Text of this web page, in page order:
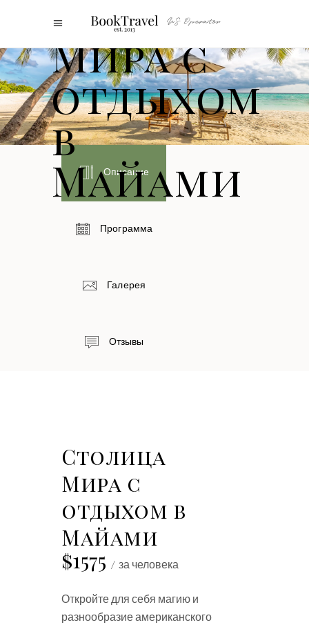
Столица
Мира с
отдыхом
в
Майами
Описание
Программа
Галерея
Отзывы
Столица
Мира с
отдыхом в
Майами
$1575
за человека
Откройте для себя магию и
разнообразие американского